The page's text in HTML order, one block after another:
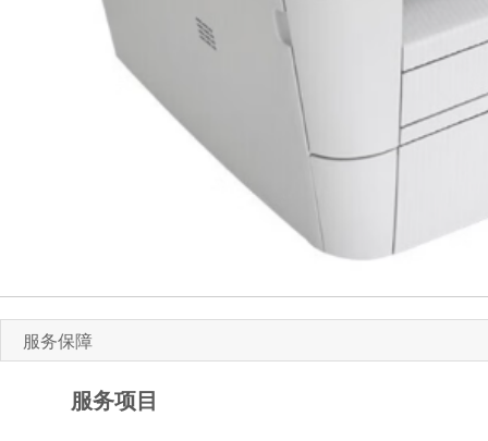
服务保障
服务项目